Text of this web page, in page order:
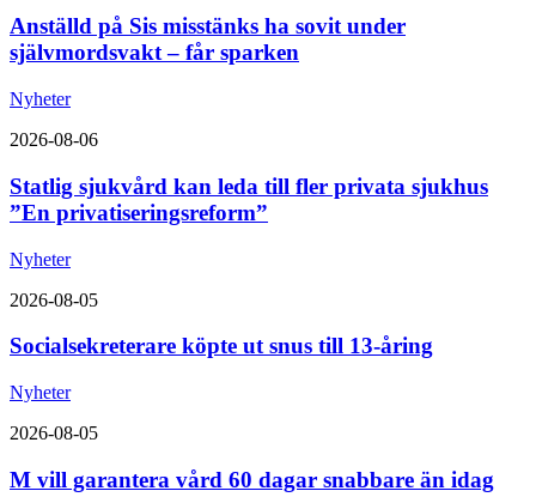
Anställd på Sis misstänks ha sovit under
självmordsvakt – får sparken
Nyheter
2026-08-06
Statlig sjukvård kan leda till fler privata sjukhus
”En privatiseringsreform”
Nyheter
2026-08-05
Socialsekreterare köpte ut snus till 13-åring
Nyheter
2026-08-05
M vill garantera vård 60 dagar snabbare än idag